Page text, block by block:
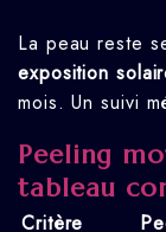
La peau reste
exposition
mois. Un suivi
Peeling
tableau
Critère